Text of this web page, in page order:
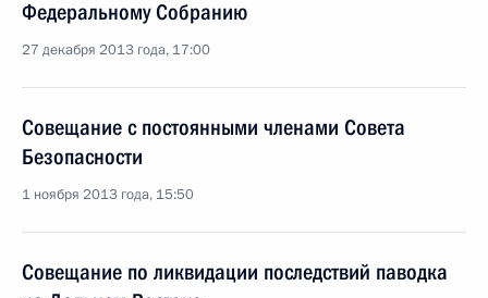
Федеральному Собранию
27 декабря 2013 года, 17:00
Совещание с постоянными членами Совета
Безопасности
1 ноября 2013 года, 15:50
Совещание по ликвидации последствий паводка